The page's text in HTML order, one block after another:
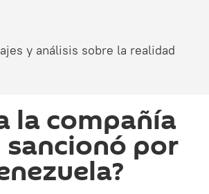
y análisis sobre la realidad
la compañía
sancionó por